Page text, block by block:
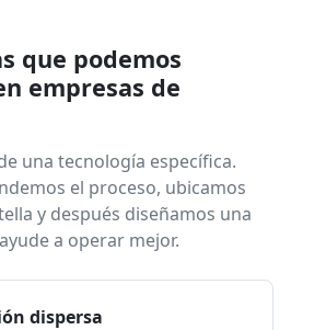
que podemos
empresas de
una tecnología específica.
el proceso, ubicamos
y después diseñamos una
a operar mejor.
dispersa